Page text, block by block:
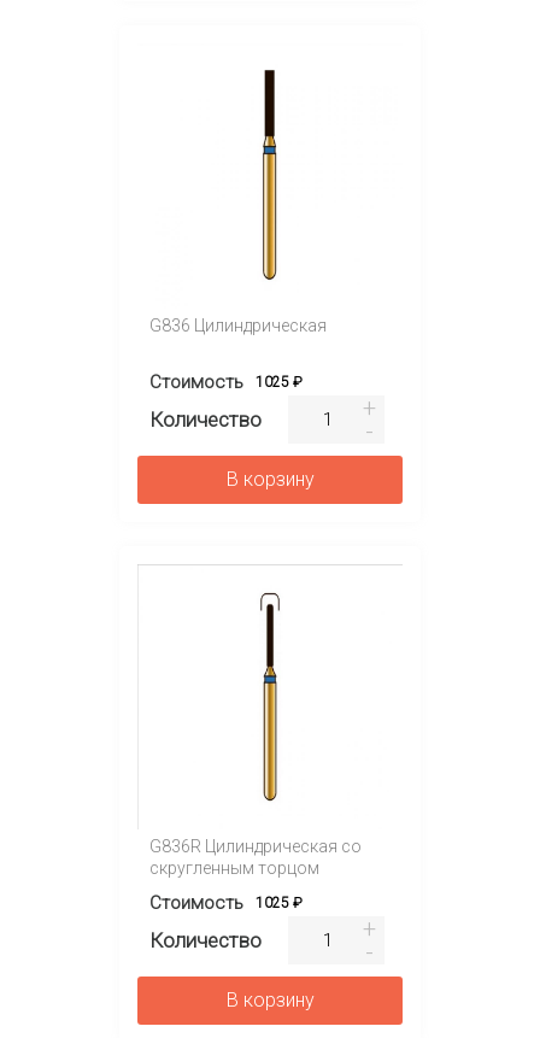
G836 Цилиндрическая
Стоимость 1025 ₽
Количество
В корзину
G836R Цилиндрическая со
скругленным торцом
Стоимость 1025 ₽
Количество
В корзину